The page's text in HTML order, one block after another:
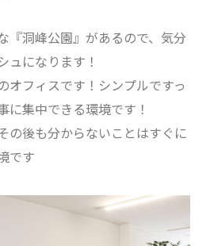
『洞峰公園』があるので、気分
ュになります！
オフィスです！シンプルですっ
に集中できる環境です！
の後も分からないことはすぐに
です